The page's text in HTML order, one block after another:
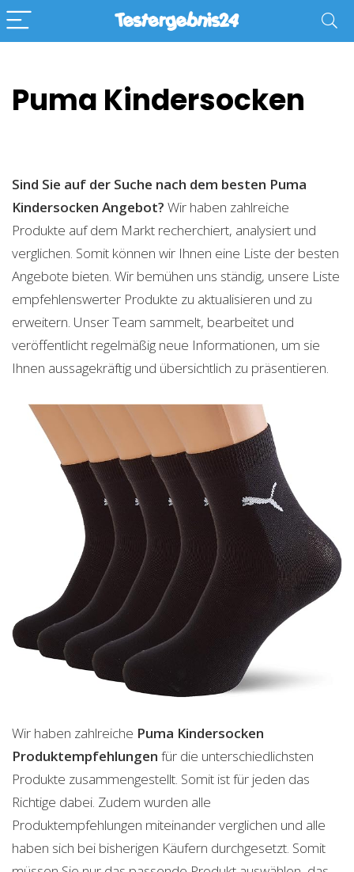
Puma Kindersocken
Sind Sie auf der Suche nach dem besten Puma
Kindersocken Angebot? Wir haben zahlreiche
Produkte auf dem Markt recherchiert, analysiert und
verglichen. Somit können wir Ihnen eine Liste der besten
Angebote bieten. Wir bemühen uns ständig, unsere Liste
empfehlenswerter Produkte zu aktualisieren und zu
erweitern. Unser Team sammelt, bearbeitet und
veröffentlicht regelmäßig neue Informationen, um sie
Ihnen aussagekräftig und übersichtlich zu präsentieren.
Wir haben zahlreiche Puma Kindersocken
Produktempfehlungen für die unterschiedlichsten
Produkte zusammengestellt. Somit ist für jeden das
Richtige dabei. Zudem wurden alle
Produktempfehlungen miteinander verglichen und alle
haben sich bei bisherigen Käufern durchgesetzt. Somit